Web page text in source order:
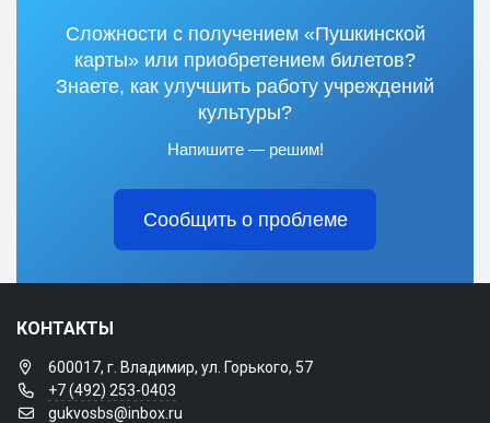
Сложности с получением «Пушкинской
карты» или приобретением билетов?
Знаете, как улучшить работу учреждений
культуры?
Напишите — решим!
Сообщить о проблеме
КОНТАКТЫ
600017, г. Владимир, ул. Горького, 57
+7 (492) 253-0403
gukvosbs@inbox.ru